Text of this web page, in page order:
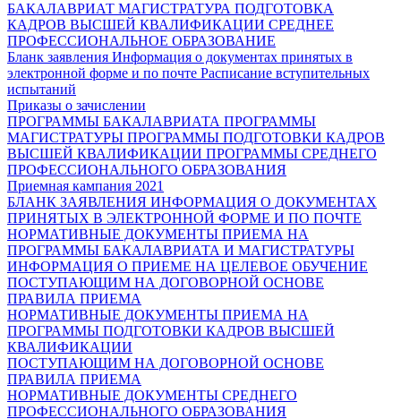
БАКАЛАВРИАТ МАГИСТРАТУРА ПОДГОТОВКА
КАДРОВ ВЫСШЕЙ КВАЛИФИКАЦИИ СРЕДНЕЕ
ПРОФЕССИОНАЛЬНОЕ ОБРАЗОВАНИЕ
Бланк заявления Информация о документах принятых в
электронной форме и по почте Расписание вступительных
испытаний
Приказы о зачислении
ПРОГРАММЫ БАКАЛАВРИАТА ПРОГРАММЫ
МАГИСТРАТУРЫ ПРОГРАММЫ ПОДГОТОВКИ КАДРОВ
ВЫСШЕЙ КВАЛИФИКАЦИИ ПРОГРАММЫ СРЕДНЕГО
ПРОФЕССИОНАЛЬНОГО ОБРАЗОВАНИЯ
Приемная кампания 2021
БЛАНК ЗАЯВЛЕНИЯ ИНФОРМАЦИЯ О ДОКУМЕНТАХ
ПРИНЯТЫХ В ЭЛЕКТРОННОЙ ФОРМЕ И ПО ПОЧТЕ
НОРМАТИВНЫЕ ДОКУМЕНТЫ ПРИЕМА НА
ПРОГРАММЫ БАКАЛАВРИАТА И МАГИСТРАТУРЫ
ИНФОРМАЦИЯ О ПРИЕМЕ НА ЦЕЛЕВОЕ ОБУЧЕНИЕ
ПОСТУПАЮЩИМ НА ДОГОВОРНОЙ ОСНОВЕ
ПРАВИЛА ПРИЕМА
НОРМАТИВНЫЕ ДОКУМЕНТЫ ПРИЕМА НА
ПРОГРАММЫ ПОДГОТОВКИ КАДРОВ ВЫСШЕЙ
КВАЛИФИКАЦИИ
ПОСТУПАЮЩИМ НА ДОГОВОРНОЙ ОСНОВЕ
ПРАВИЛА ПРИЕМА
НОРМАТИВНЫЕ ДОКУМЕНТЫ СРЕДНЕГО
ПРОФЕССИОНАЛЬНОГО ОБРАЗОВАНИЯ